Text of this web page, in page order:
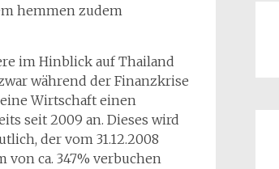
hemmen zudem
im Hinblick auf Thailand
während der Finanzkrise
Wirtschaft einen
seit 2009 an. Dieses wird
der vom 31.12.2008
von ca. 347% verbuchen